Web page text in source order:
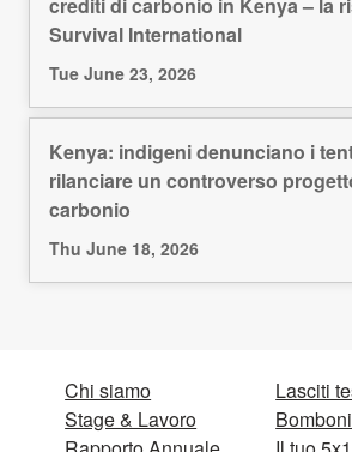
Survival International
Tue June 23, 2026
Kenya: indigeni denunciano i
rilanciare un controverso
carbonio
Thu June 18, 2026
Chi siamo
Stage & Lavoro
Lasciti